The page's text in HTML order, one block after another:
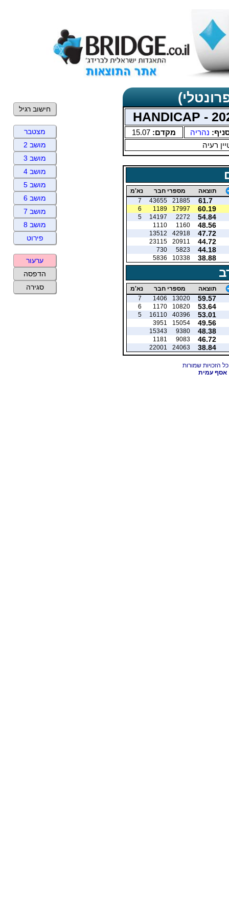
נהריה מקדם: 15.07
רעיה
תוצאה מספרי חבר נא'מ
61.7
21885
43655
7
60.19
17997
1189
6
54.84
2272
14197
5
48.56
1160
1110
47.72
42918
13512
44.72
20911
23115
44.18
5823
730
38.88
10338
5836
תוצאה מספרי חבר נא'מ
59.57
13020
1406
7
53.64
10820
1170
6
53.01
40396
16110
5
49.56
15054
3951
48.38
9380
15343
46.72
9083
1181
38.84
24063
22001
אסף עמית
חישוב רגיל
מצטבר
מושב 2
מושב 3
מושב 4
מושב 5
מושב 6
מושב 7
מושב 8
פירוט
ערעור
הדפסה
סגירה